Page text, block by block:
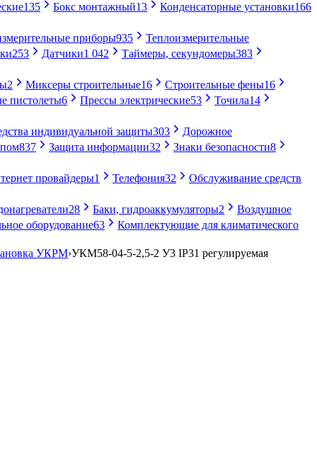
135 Бокс монтажный13 Конденсаторные установки166
приборы935
Теплоизмерительные
253 Датчики1 042 Таймеры, секундомеры383
2 Миксеры строительные16 Строительные фены16
пистолеты6 Прессы электрические53 Точила14
индивидуальной защиты303
Дорожное
837 Защита информации32 Знаки безопасности8
провайдеры1 Телефония32 Обслуживание средств
28 Баки, гидроаккумуляторы2
Воздушное
оборудование63 Комплектующие для климатического
УКРМ›УКМ58-04-5-2,5-2 У3 IP31 регулируемая